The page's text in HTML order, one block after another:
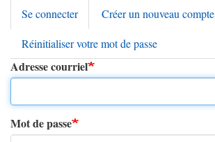
Onglets
principaux
Se connecter(onglet
actif)
Créer un nouveau compte
Réinitialiser votre mot de passe
Adresse courriel
Mot de passe